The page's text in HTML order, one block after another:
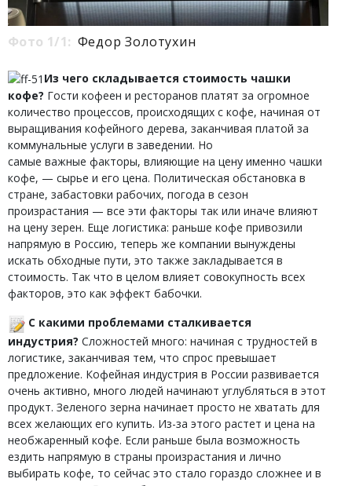
Фото 1/1: Федор Золотухин
Из чего складывается стоимость чашки
кофе? Гости кофеен и ресторанов платят за огромное
количество процессов, происходящих с кофе, начиная от
выращивания кофейного дерева, заканчивая платой за
коммунальные услуги в заведении. Но
самые важные факторы, влияющие на цену именно чашки
кофе, — сырье и его цена. Политическая обстановка в
стране, забастовки рабочих, погода в сезон
произрастания — все эти факторы так или иначе влияют
на цену зерен. Еще логистика: раньше кофе привозили
напрямую в Россию, теперь же компании вынуждены
искать обходные пути, это также закладывается в
стоимость. Так что в целом влияет совокупность всех
факторов, это как эффект бабочки.
С какими проблемами сталкивается
индустрия? Сложностей много: начиная с трудностей в
логистике, заканчивая тем, что спрос превышает
предложение. Кофейная индустрия в России развивается
очень активно, много людей начинают углубляться в этот
продукт. Зеленого зерна начинает просто не хватать для
всех желающих его купить. Из-за этого растет и цена на
необжаренный кофе. Если раньше была возможность
ездить напрямую в страны произрастания и лично
выбирать кофе, то сейчас это стало гораздо сложнее и в